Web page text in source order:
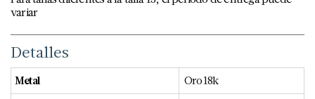
variar
Detalles
Metal
Oro 18k